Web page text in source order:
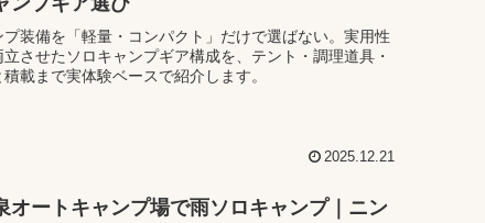
装備を「軽量・コンパクト」だけで選ばない。実用性
立させたソロキャンプギア構成を、テント・調理道具・
載まで実体験ベースで紹介します。
2025.12.21
オートキャンプ場で雨ソロキャンプ｜ニン